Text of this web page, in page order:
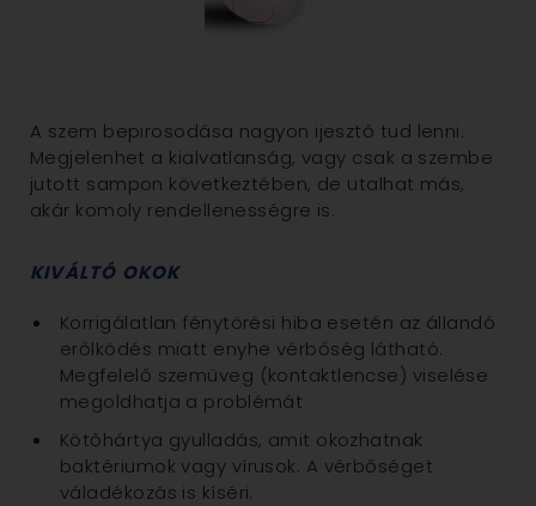
A szem bepirosodása nagyon ijesztő tud lenni.
Megjelenhet a kialvatlanság, vagy csak a szembe
jutott sampon következtében, de utalhat más,
akár komoly rendellenességre is.
KIVÁLTÓ OKOK
Korrigálatlan fénytörési hiba esetén az állandó
erőlködés miatt enyhe vérbőség látható.
Megfelelő szemüveg (kontaktlencse) viselése
megoldhatja a problémát
Kötőhártya gyulladás, amit okozhatnak
baktériumok vagy vírusok. A vérbőséget
váladékozás is kíséri.